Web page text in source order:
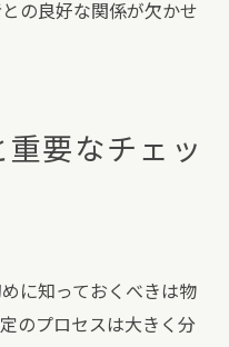
の良好な関係が欠かせ
要なチェッ
に知っておくべきは物
のプロセスは大きく分